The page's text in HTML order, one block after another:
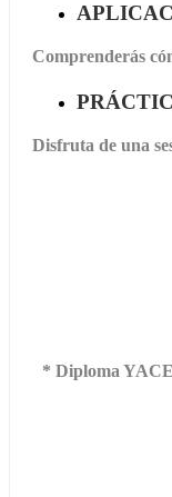
Comprenderás
Disfruta de una
* Diploma